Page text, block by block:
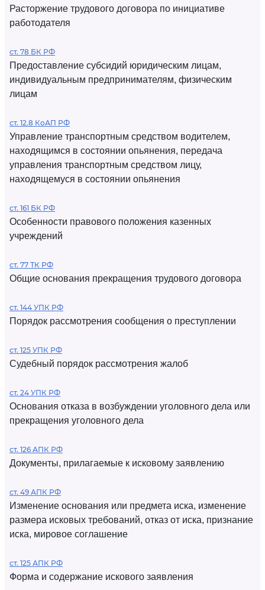
Расторжение трудового договора по инициативе
работодателя
ст. 78 БК РФ
Предоставление субсидий юридическим лицам,
индивидуальным предпринимателям, физическим
лицам
ст. 12.8 КоАП РФ
Управление транспортным средством водителем,
находящимся в состоянии опьянения, передача
управления транспортным средством лицу,
находящемуся в состоянии опьянения
ст. 161 БК РФ
Особенности правового положения казенных
учреждений
ст. 77 ТК РФ
Общие основания прекращения трудового договора
ст. 144 УПК РФ
Порядок рассмотрения сообщения о преступлении
ст. 125 УПК РФ
Судебный порядок рассмотрения жалоб
ст. 24 УПК РФ
Основания отказа в возбуждении уголовного дела или
прекращения уголовного дела
ст. 126 АПК РФ
Документы, прилагаемые к исковому заявлению
ст. 49 АПК РФ
Изменение основания или предмета иска, изменение
размера исковых требований, отказ от иска, признание
иска, мировое соглашение
ст. 125 АПК РФ
Форма и содержание искового заявления